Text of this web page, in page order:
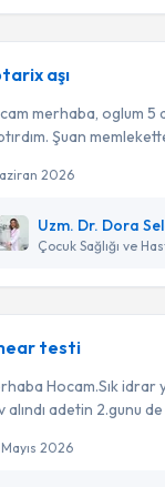
aşı
merhaba, oglum 5
Şuan
2026
Uzm. Dr. Dora
Çocuk Sağlığı ve
testi
Hocam.Sık
alındı adetin 2.gunu
2026